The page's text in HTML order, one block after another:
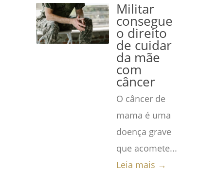
Militar
consegue
o direito
de cuidar
da mãe
com
câncer
O câncer de
mama é uma
doença grave
que acomete...
Leia mais →